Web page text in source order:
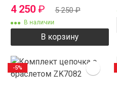
4 250 ₽ 5 250₽
В наличии
В корзину
-5%